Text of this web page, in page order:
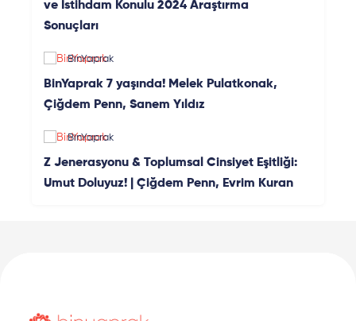
ve İstihdam Konulu 2024 Araştırma
Sonuçları
BinYaprak
BinYaprak 7 yaşında! Melek Pulatkonak,
Çiğdem Penn, Sanem Yıldız
BinYaprak
Z Jenerasyonu & Toplumsal Cinsiyet Eşitliği:
Umut Doluyuz! | Çiğdem Penn, Evrim Kuran